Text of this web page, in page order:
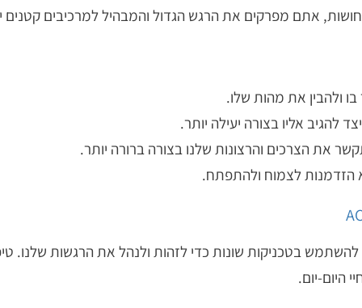
אתם מפרקים את הרגש הגדול והמבהיל למרכיבים קטנים
ולהבין את מהות שלו.
להגיב אליו בצורה יעילה יותר.
את הצרכים והרצונות שלנו בצורה ברורה יותר.
הזדמנות לצמוח ולהתפתח.
להשתמש בטכניקות שונות כדי לזהות ולנהל את הרגשות שלנו.
היום-יום.